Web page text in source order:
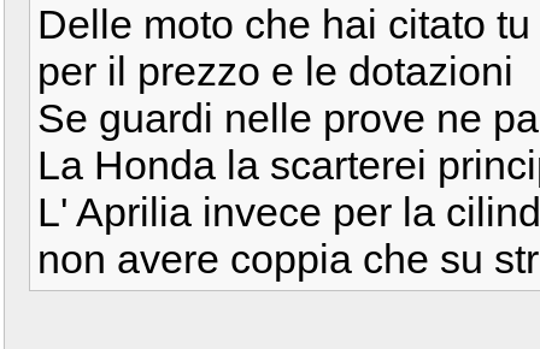
Delle moto che hai citato
per il prezzo e le dotazioni
Se guardi nelle prove ne
La Honda la scarterei
L' Aprilia invece per la
non avere coppia che su